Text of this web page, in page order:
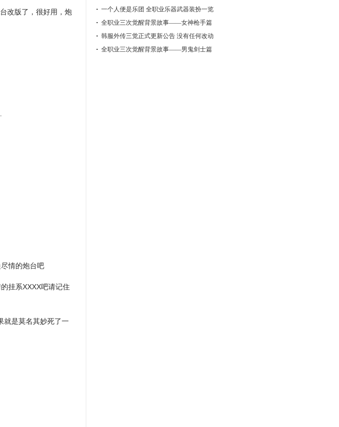
改版了，很好用，炮
情的炮台吧
挂系XXXX吧请记住
就是莫名其妙死了一
一个人便是乐团 全职业乐器武器装扮一览
全职业三次觉醒背景故事——女神枪手篇
韩服外传三觉正式更新公告 没有任何改动
全职业三次觉醒背景故事——男鬼剑士篇